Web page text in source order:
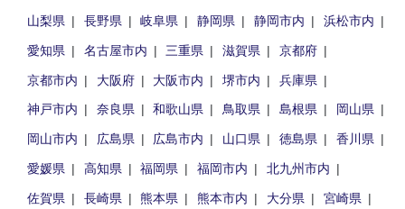
山梨県
長野県 岐阜県 静岡県 静岡市内
浜松市内
愛知県
名古屋市内 三重県 滋賀県
京都府
京都市内
大阪府 大阪市内 堺市内
兵庫県
神戸市内
奈良県 和歌山県 鳥取県 島根県
岡山県
岡山市内
広島県 広島市内 山口県 徳島県
香川県
愛媛県
高知県 福岡県 福岡市内
北九州市内
佐賀県
長崎県 熊本県 熊本市内 大分県
宮崎県